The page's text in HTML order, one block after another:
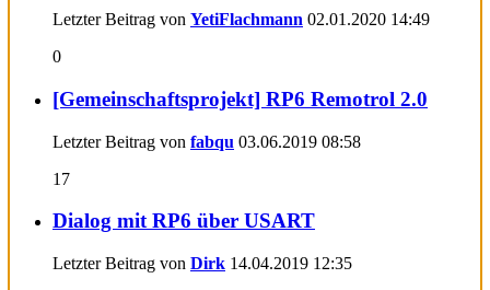
Letzter Beitrag von YetiFlachmann 02.01.2020 14:49
0
[Gemeinschaftsprojekt] RP6 Remotrol 2.0
Letzter Beitrag von fabqu 03.06.2019 08:58
17
Dialog mit RP6 über USART
Letzter Beitrag von Dirk 14.04.2019 12:35